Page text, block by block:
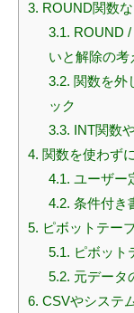
3. ROUND関数
3.1. ROUND
いと解除の考
3.2. 関数を外
ック
3.3. INT関数
4. 関数を使わず
4.1. ユーザー
4.2. 条件付き
5. ピボットテー
5.1. ピボット
5.2. 元データ
6. CSVやシステ